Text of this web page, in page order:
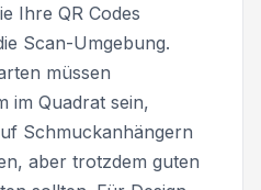
Ihre QR Codes
Scan-Umgebung.
müssen
im Quadrat sein,
Schmuckanhängern
aber trotzdem guten